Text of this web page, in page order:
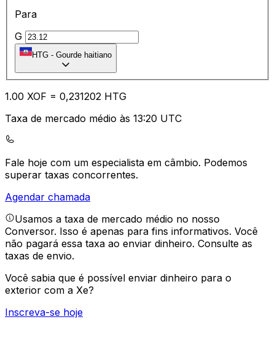
Para
G
HTG - Gourde haitiano
1.00 XOF = 0,231202 HTG
Taxa de mercado médio às 13:20 UTC
Fale hoje com um especialista em câmbio. Podemos
superar taxas concorrentes.
Agendar chamada
Usamos a taxa de mercado médio no nosso
Conversor. Isso é apenas para fins informativos. Você
não pagará essa taxa ao enviar dinheiro. Consulte as
taxas de envio.
Você sabia que é possível enviar dinheiro para o
exterior com a Xe?
Inscreva-se hoje